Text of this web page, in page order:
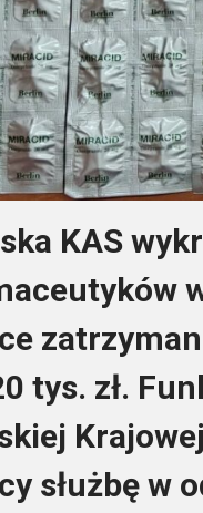
KAS
tys. zł.
służbę w